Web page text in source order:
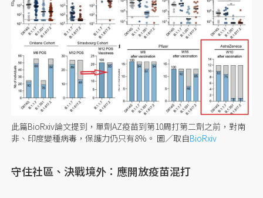
此篇BioRxiv論文提到，單劑AZ疫苗到第10周打第二劑之前，對南
非、印度變種病毒，保護力仍只有8%。 圖／取自BioRxiv
守住社區、決戰境外：應開放疫苗混打